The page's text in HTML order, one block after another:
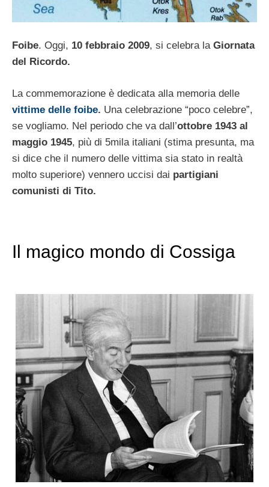
Foibe. Oggi, 10 febbraio 2009, si celebra la Giornata
del Ricordo.
La commemorazione è dedicata alla memoria delle
vittime delle foibe. Una celebrazione “poco celebre”,
se vogliamo. Nel periodo che va dall’ottobre 1943 al
maggio 1945, più di 5mila italiani (stima presunta, ma
si dice che il numero delle vittima sia stato in realtà
molto superiore) vennero uccisi dai partigiani
comunisti di Tito.
Il magico mondo di Cossiga